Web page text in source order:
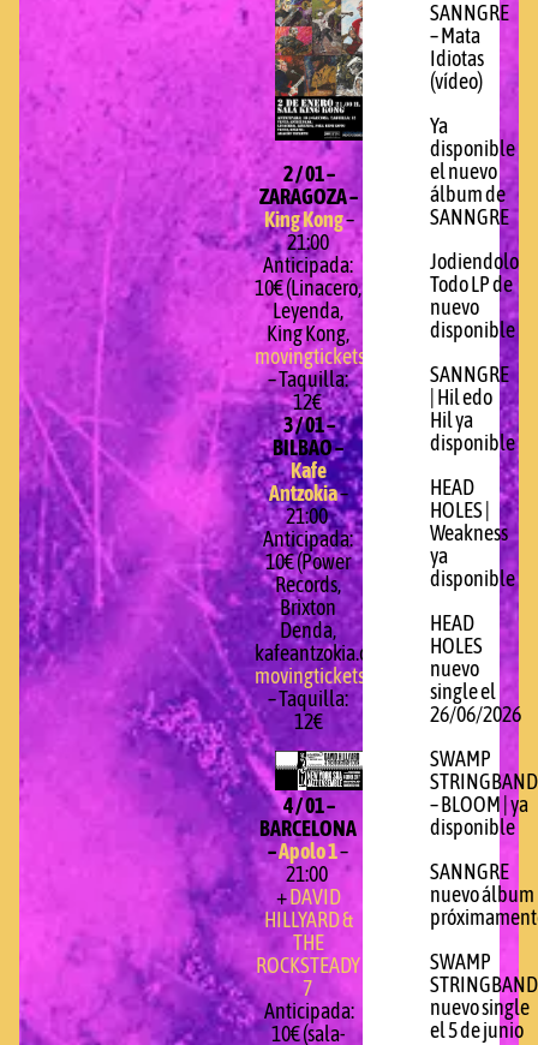
2 / 01 –
ZARAGOZA –
King Kong–
21:00
Anticipada:
10€ (Linacero,
Leyenda,
King Kong,
movingtickets.com
– Taquilla:
12€
3 / 01 –
BILBAO –
Kafe
Antzokia–
21:00
Anticipada:
10€ (Power
Records,
Brixton
Denda,
kafeantzokia.com,
movingtickets.com
– Taquilla:
12€
4 / 01 –
BARCELONA
–Apolo 1–
21:00
+ DAVID
HILLYARD &
THE
ROCKSTEADY
7
Anticipada:
10€ (sala-
SANNGRE
– Mata
Idiotas
(vídeo)
Ya
disponible
el nuevo
álbum de
SANNGRE
Jodiendolo
Todo LP de
nuevo
disponible
SANNGRE
| Hil edo
Hil ya
disponible
HEAD
HOLES |
Weakness
ya
disponible
HEAD
HOLES
nuevo
single el
26/06/2026
SWAMP
STRINGBAND
– BLOOM | ya
disponible
SANNGRE
nuevo álbum
SWAMP
STRINGBAND
nuevo single
el 5 de junio